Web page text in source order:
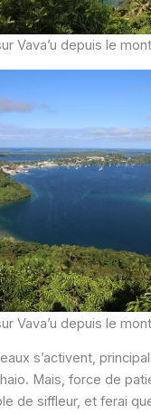
Vava’u depuis le
Vava’u depuis le
s’activent,
Mais, force de
de siffleur, et ferai